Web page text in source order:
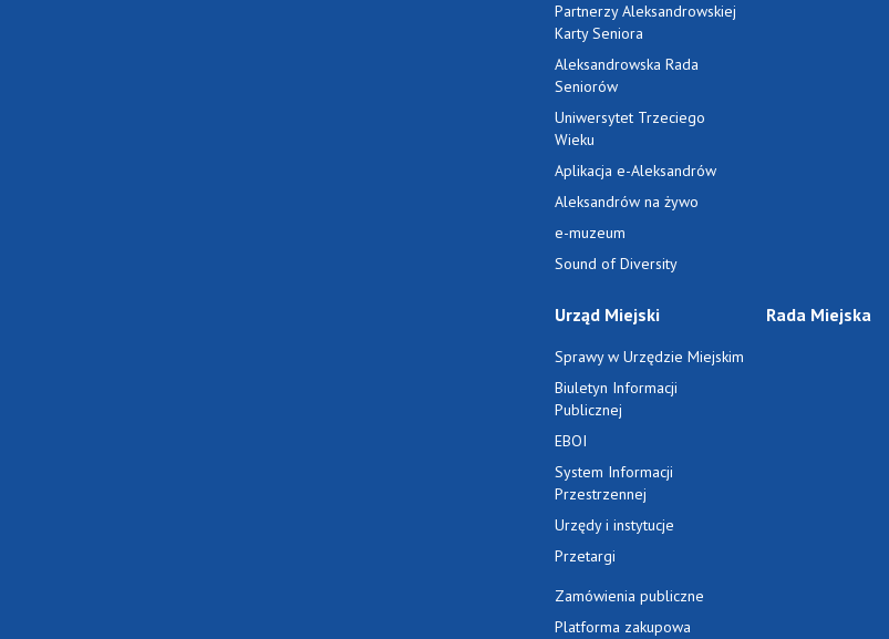
Partnerzy Aleksandrowskiej
Karty Seniora
Aleksandrowska Rada
Seniorów
Uniwersytet Trzeciego
Wieku
Aplikacja e-Aleksandrów
Aleksandrów na żywo
e-muzeum
Sound of Diversity
Urząd Miejski
Sprawy w Urzędzie Miejskim
Biuletyn Informacji
Publicznej
EBOI
System Informacji
Przestrzennej
Urzędy i instytucje
Przetargi
Zamówienia publiczne
Platforma zakupowa
Rada Miejska